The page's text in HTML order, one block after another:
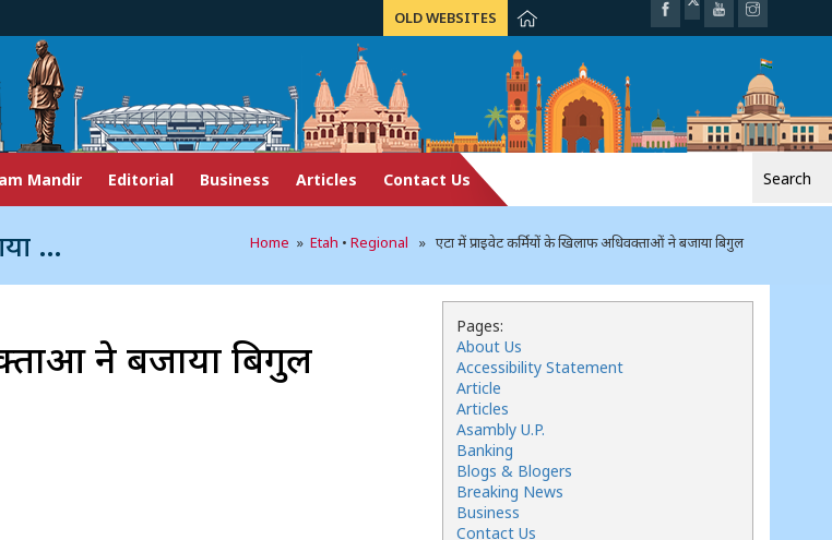
OLD WEBSITES
Mandir Editorial Business Articles Contact Us
Home » Etah • Regional » एटा में प्राइवेट कर्मियों के खिलाफ अधिवक्ताओं ने बजाया बिगुल
ने बजाया बिगुल
Pages:
About Us
Accessibility Statement
Article
Articles
Asambly U.P.
Banking
Blogs & Blogers
Breaking News
Business
Contact Us